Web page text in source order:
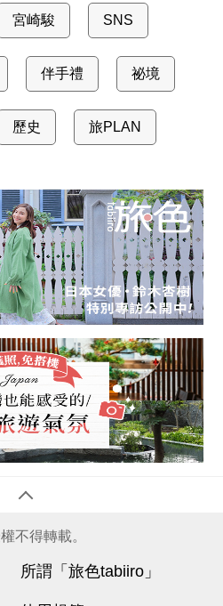
宮崎駿 SNS
伴手禮 祕境
歷史 旅PLAN
不得轉載。
所謂「旅色tabiiro」